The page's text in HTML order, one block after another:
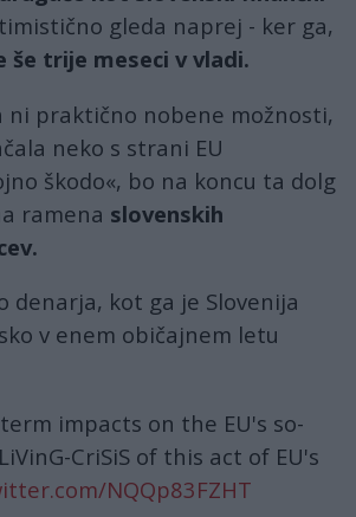
gleda naprej - ker ga,
še trije meseci v vladi.
ni praktično nobene možnosti,
neko s strani EU
škodo«, bo na koncu ta dolg
ramena slovenskih
denarja, kot ga je Slovenija
v enem običajnem letu
impacts on the EU's so-
CriSiS of this act of EU's
NQQp83FZHT